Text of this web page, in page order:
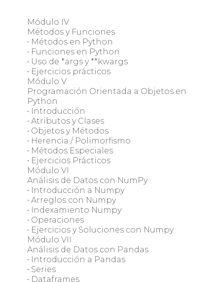
Módulo IV
Métodos y Funciones
• Métodos en Python
• Funciones en Python
• Uso de *args y **kwargs
• Ejercicios prácticos
Módulo V
Programación Orientada a Objetos en
Python
• Introducción
• Atributos y Clases
• Objetos y Métodos
• Herencia / Polimorfismo
• Métodos Especiales
• Ejercicios Prácticos
Módulo VI
Análisis de Datos con NumPy
• Introducción a Numpy
• Arreglos con Numpy
• Indexamiento Numpy
• Operaciones
• Ejercicios y Soluciones con Numpy
Módulo VII
Análisis de Datos con Pandas
• Introducción a Pandas
• Series
• Dataframes